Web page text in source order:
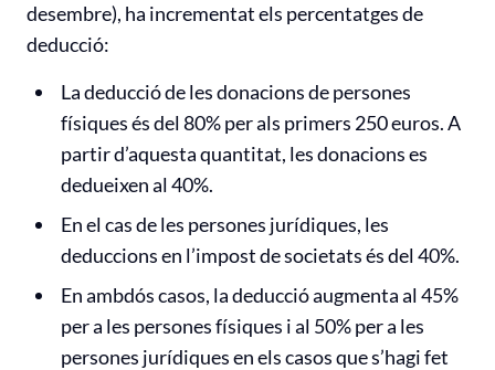
desembre), ha incrementat els percentatges de
deducció:
La deducció de les donacions de persones
físiques és del 80% per als primers 250 euros. A
partir d’aquesta quantitat, les donacions es
dedueixen al 40%.
En el cas de les persones jurídiques, les
deduccions en l’impost de societats és del 40%.
En ambdós casos, la deducció augmenta al 45%
per a les persones físiques i al 50% per a les
persones jurídiques en els casos que s’hagi fet